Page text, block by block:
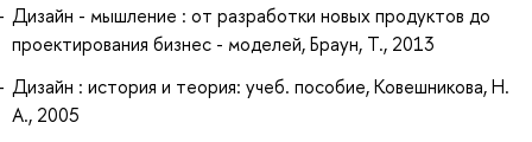
Дизайн - мышление : от разработки новых продуктов до
проектирования бизнес - моделей, Браун, Т., 2013
Дизайн : история и теория: учеб. пособие, Ковешникова, Н.
А., 2005